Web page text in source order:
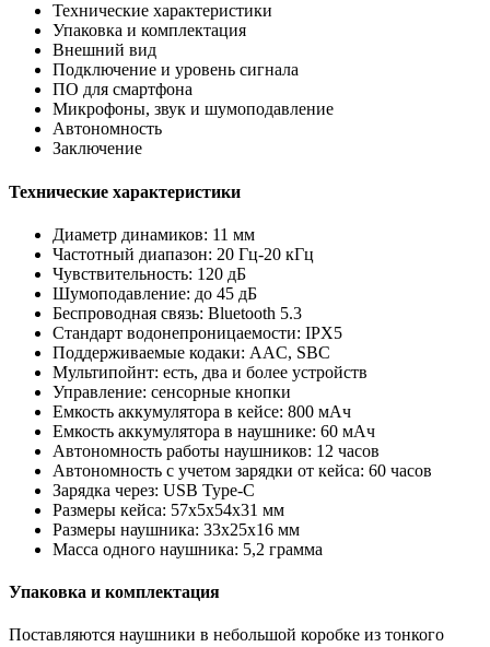
Технические характеристики
Упаковка и комплектация
Внешний вид
Подключение и уровень сигнала
ПО для смартфона
Микрофоны, звук и шумоподавление
Автономность
Заключение
Технические характеристики
Диаметр динамиков: 11 мм
Частотный диапазон: 20 Гц-20 кГц
Чувствительность: 120 дБ
Шумоподавление: до 45 дБ
Беспроводная связь: Bluetooth 5.3
Стандарт водонепроницаемости: IPX5
Поддерживаемые кодаки: AAC, SBC
Мультипойнт: есть, два и более устройств
Управление: сенсорные кнопки
Емкость аккумулятора в кейсе: 800 мАч
Емкость аккумулятора в наушнике: 60 мАч
Автономность работы наушников: 12 часов
Автономность с учетом зарядки от кейса: 60 часов
Зарядка через: USB Type-C
Размеры кейса: 57x5x54x31 мм
Размеры наушника: 33x25x16 мм
Масса одного наушника: 5,2 грамма
Упаковка и комплектация
Поставляются наушники в небольшой коробке из тонкого